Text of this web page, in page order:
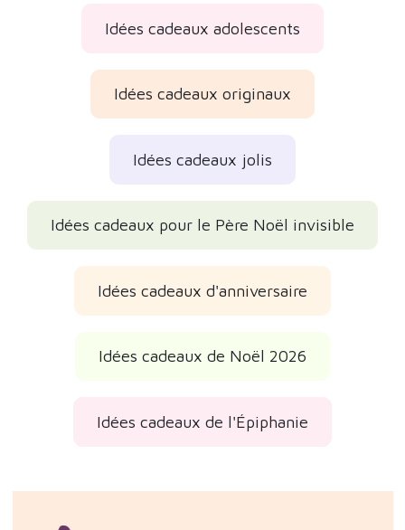
Idées cadeaux adolescents
Idées cadeaux originaux
Idées cadeaux jolis
Idées cadeaux pour le Père Noël invisible
Idées cadeaux d'anniversaire
Idées cadeaux de Noël 2026
Idées cadeaux de l'Épiphanie